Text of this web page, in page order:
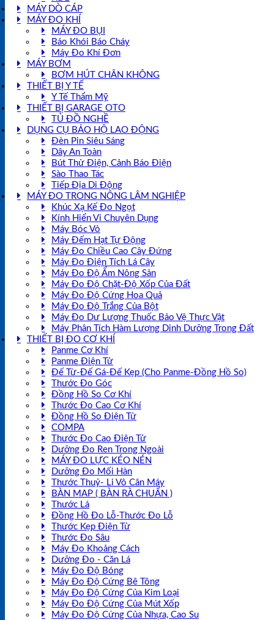
MÁY DÒ CÁP
MÁY ĐO KHÍ
MÁY ĐO BỤI
Báo Khói Báo Cháy
Máy Đo Khí Đơn
MÁY BƠM
BƠM HÚT CHÂN KHÔNG
THIẾT BỊ Y TẾ
Y Tế Thẩm Mỹ
THIẾT BỊ GARAGE OTO
TỦ ĐỒ NGHỀ
DỤNG CỤ BẢO HỘ LAO ĐỘNG
Đèn Pin Siêu Sáng
Dây An Toàn
Bút Thử Điện, Cảnh Báo Điện
Sào Thao Tác
Tiếp Địa Di Động
MÁY ĐO TRONG NÔNG LÂM NGHIỆP
Khúc Xạ Kế Đo Ngọt
Kính Hiển Vi Chuyên Dụng
Máy Bóc Vỏ
Máy Đếm Hạt Tự Động
Máy Đo Chiều Cao Cây Đứng
Máy Đo Điện Tích Lá Cây
Máy Đo Độ Ẩm Nông Sản
Máy Đo Độ Chặt-Độ Xốp Của Đất
Máy Đo Độ Cứng Hoa Quả
Máy Đo Độ Trắng Của Bột
Máy Đo Dư Lượng Thuốc Bảo Vệ Thực Vật
Máy Phân Tích Hàm Lượng Dinh Dưỡng Trong Đất
THIẾT BỊ ĐO CƠ KHÍ
Panme Cơ Khí
Panme Điện Tử
Đế Từ-Đế Gá-Đế Kẹp (Cho Panme-Đồng Hồ So)
Thước Đo Góc
Đồng Hồ So Cơ Khí
Thước Đo Cao Cơ Khí
Đồng Hồ So Điện Tử
COMPA
Thước Đo Cao Điện Tử
Dưỡng Đo Ren Trong Ngoài
MÁY ĐO LỰC KÉO NÉN
Dưỡng Đo Mối Hàn
Thước Thuỷ- Li Vô Cân Máy
BÀN MAP ( BÀN RÀ CHUẨN )
Thước Lá
Đồng Hồ Đo Lỗ-Thước Đo Lỗ
Thước Kẹp Điện Tử
Thước Đo Sâu
Máy Đo Khoảng Cách
Dưỡng Đo - Căn Lá
Máy Đo Độ Bóng
Máy Đo Độ Cứng Bê Tông
Máy Đo Độ Cứng Của Kim Loại
Máy Đo Độ Cứng Của Mút Xốp
Máy Đo Độ Cứng Của Nhựa, Cao Su